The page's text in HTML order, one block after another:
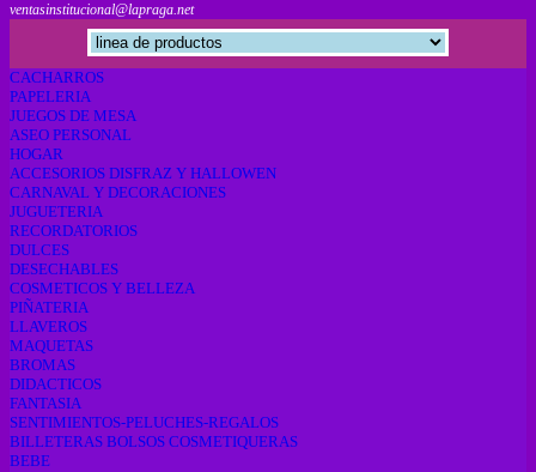
ventasinstitucional@lapraga.net
CACHARROS
PAPELERIA
JUEGOS DE MESA
ASEO PERSONAL
HOGAR
ACCESORIOS DISFRAZ Y HALLOWEN
CARNAVAL Y DECORACIONES
JUGUETERIA
RECORDATORIOS
DULCES
DESECHABLES
COSMETICOS Y BELLEZA
PIÑATERIA
LLAVEROS
MAQUETAS
BROMAS
DIDACTICOS
FANTASIA
SENTIMIENTOS-PELUCHES-REGALOS
BILLETERAS BOLSOS COSMETIQUERAS
BEBE